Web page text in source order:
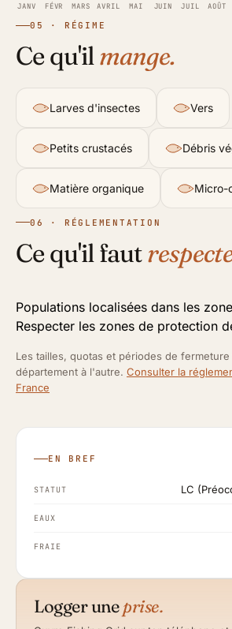
JANV FÉVR MARS AVRIL MAI JUIN JUIL AOÛT
05 · RÉGIME
Ce qu'ilmange.
Larves d'insectes Vers
Petits crustacés Débris
Matière organique Micro-
06 · RÉGLEMENTATION
Ce qu'il faut
Populations localisées dans les
Respecter les zones de protection
Les tailles, quotas et périodes de
département à l'autre. Consulter la
France
EN BREF
STATUT LC
EAUX
FRAIE
Logger uneprise.